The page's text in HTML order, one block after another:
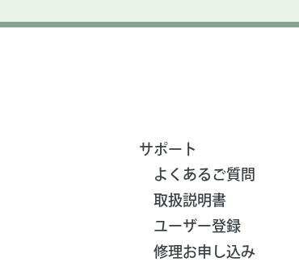
サポート
よくあるご質問
取扱説明書
ユーザー登録
修理お申し込み